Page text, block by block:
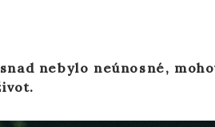
nebylo neúnosné,